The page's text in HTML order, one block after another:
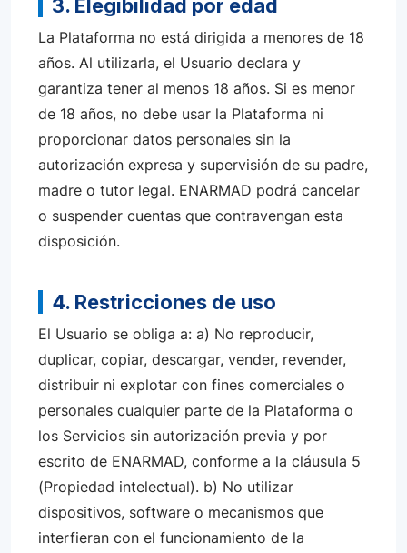
3. Elegibilidad por edad
La Plataforma no está dirigida a menores de 18
años. Al utilizarla, el Usuario declara y
garantiza tener al menos 18 años. Si es menor
de 18 años, no debe usar la Plataforma ni
proporcionar datos personales sin la
autorización expresa y supervisión de su padre,
madre o tutor legal. ENARMAD podrá cancelar
o suspender cuentas que contravengan esta
disposición.
4. Restricciones de uso
El Usuario se obliga a: a) No reproducir,
duplicar, copiar, descargar, vender, revender,
distribuir ni explotar con fines comerciales o
personales cualquier parte de la Plataforma o
los Servicios sin autorización previa y por
escrito de ENARMAD, conforme a la cláusula 5
(Propiedad intelectual). b) No utilizar
dispositivos, software o mecanismos que
interfieran con el funcionamiento de la